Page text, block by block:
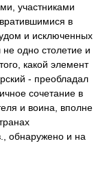
участниками
в
и исключенных
не одно столетие и
какой элемент
- преобладал
сочетание в
и воина, вполне
обнаружено и на